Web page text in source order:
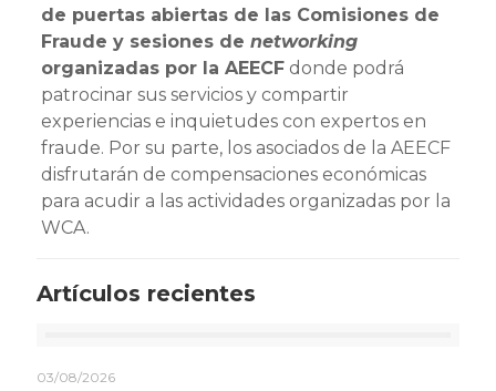
de puertas abiertas de las Comisiones de
Fraude y sesiones de networking
organizadas por la AEECFdonde podrá
patrocinar sus servicios y compartir
experiencias e inquietudes con expertos en
fraude. Por su parte, los asociados de la AEECF
disfrutarán de compensaciones económicas
para acudir a las actividades organizadas por la
WCA.
Artículos recientes
03/08/2026